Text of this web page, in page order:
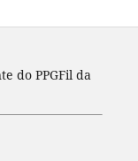
do PPGFil da